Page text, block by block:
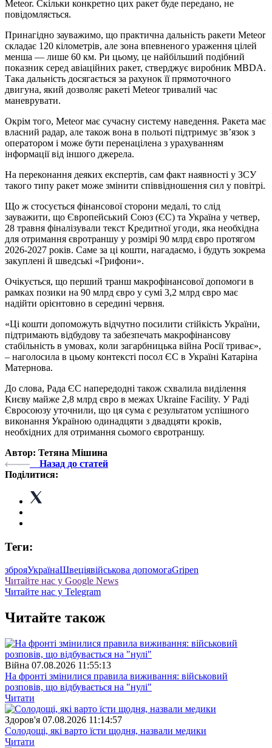
Meteor. Скільки конкретно цих ракет буде передано, не
повідомляється.
Принагідно зауважимо, що практична дальність ракети Meteor
складає 120 кілометрів, але зона впевненого ураження цілей
менша — лише 60 км. Ри цьому, це найбільший подібний
показник серед авіаційних ракет, стверджує виробник MBDA.
Така дальність досягається за рахунок її прямоточного
двигуна, який дозволяє ракеті Meteor тривалий час
маневрувати.
Окрім того, Meteor має сучасну систему наведення. Ракета має
власний радар, але також вона в польоті підтримує зв’язок з
оператором і може бути перенацілена з урахуванням
інформації від іншого джерела.
На переконання деяких експертів, сам факт наявності у ЗСУ
такого типу ракет може змінити співвідношення сил у повітрі.
Що ж стосується фінансової сторони медалі, то слід
зауважити, що Європейський Союз (ЄС) та Україна у четвер,
28 травня фіналізували текст Кредитної угоди, яка необхідна
для отримання євротраншу у розмірі 90 млрд євро протягом
2026-2027 років. Саме за ці кошти, нагадаємо, і будуть зокрема
закуплені й шведські «Грифони».
Очікується, що перший транш макрофінансової допомоги в
рамках позики на 90 млрд євро у сумі 3,2 млрд євро має
надійти орієнтовно в середині червня.
«Ці кошти допоможуть відчутно посилити стійкість України,
підтримають відбудову та забезпечать макрофінансову
стабільність в умовах, коли загарбницька війна Росії триває»,
– наголосила в цьому контексті посол ЄС в Україні Катаріна
Матернова.
До слова, Рада ЄС напередодні також схвалила виділення
Києву майже 2,8 млрд євро в межах Ukraine Facility. У Раді
Євросоюзу уточнили, що ця сума є результатом успішного
виконання Україною одинадцяти з двадцяти кроків,
необхідних для отримання сьомого євротраншу.
Автор: Тетяна Мішина
Назад до статей
Поділитися:
Теги:
зброяУкраїнаШвеціявійськова допомогаGripen
Читайте нас у Google News
Читайте нас у Telegram
Читайте також
Війна 07.08.2026 11:55:13
На фронті змінилися правила виживання: військовий
розповів, що відбувається на "нулі"
Читати
Здоров'я 07.08.2026 11:14:57
Солодощі, які варто їсти щодня, назвали медики
Читати